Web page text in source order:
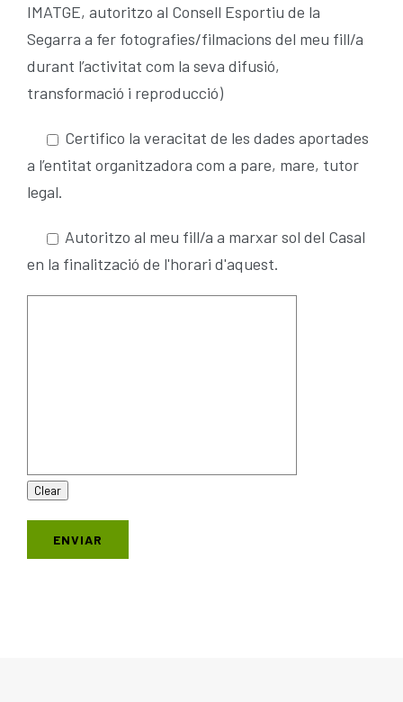
IMATGE, autoritzo al Consell Esportiu de la
Segarra a fer fotografies/filmacions del meu fill/a
durant l’activitat com la seva difusió,
transformació i reproducció)
Certifico la veracitat de les dades aportades
a l’entitat organitzadora com a pare, mare, tutor
legal.
Autoritzo al meu fill/a a marxar sol del Casal
en la finalització de l'horari d'aquest.